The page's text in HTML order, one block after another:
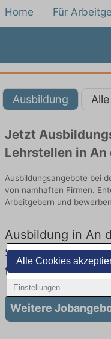
Alle Cookies
Einstellungen
Home Für
Ausbildung
Jetzt
Lehrstellen in
Ausbildungsangebote bei
von namhaften Firmen.
Arbeitgebern und
Ausbildung in An
Stadt: Aktuell gibt
für Ausbildung in
Weitere